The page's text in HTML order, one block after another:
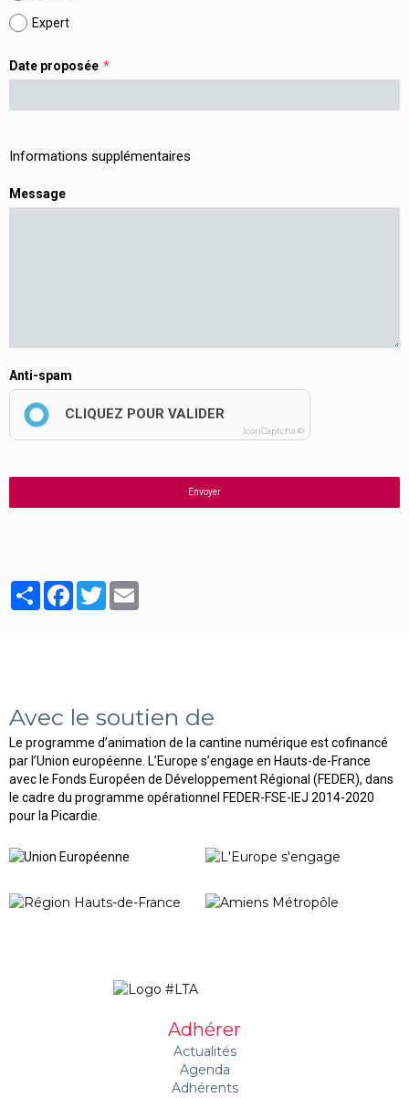
Expert
Date proposée
Informations supplémentaires
Message
Anti-spam
CLIQUEZ POUR VALIDER
IconCaptcha ©
Envoyer
PartagerFacebook
Twitter
Avec le soutien de
Le programme d’animation de la cantine numérique est cofinancé
par l’Union européenne. L’Europe s’engage en Hauts-de-France
avec le Fonds Européen de Développement Régional (FEDER), dans
le cadre du programme opérationnel FEDER-FSE-IEJ 2014-2020
pour la Picardie.
Adhérer
Actualités
Agenda
Adhérents